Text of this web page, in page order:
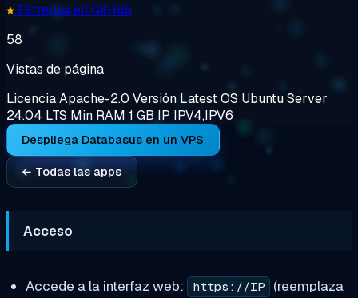
Estrellas en GitHub
58
Vistas de página
LicenciaApache-2.0 Versión LatestOS Ubuntu Server
24.04 LTS Min RAM 1 GBIP IPV4,IPV6
Despliega Databasus en un VPS
← Todas las apps
Acceso
Accede a la interfaz web: https://IP (reemplaza